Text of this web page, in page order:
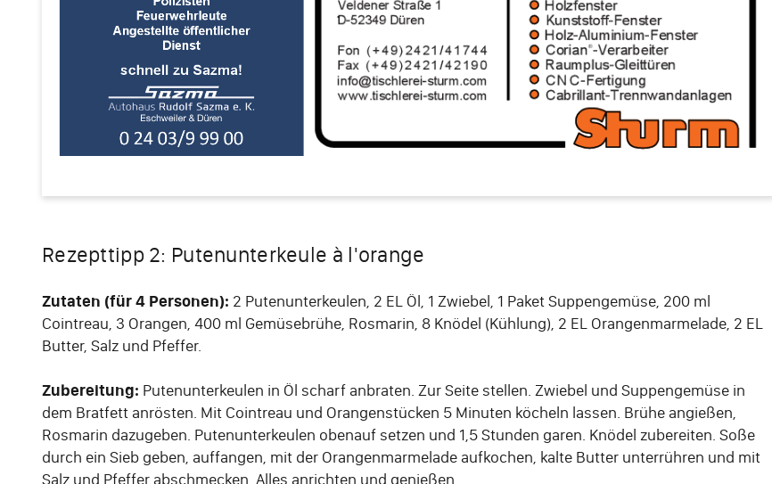
Rezepttipp 2: Putenunterkeule à l'orange
Zutaten (für 4 Personen): 2 Putenunterkeulen, 2 EL Öl, 1 Zwiebel, 1 Paket Suppengemüse, 200 ml
Cointreau, 3 Orangen, 400 ml Gemüsebrühe, Rosmarin, 8 Knödel (Kühlung), 2 EL Orangenmarmelade, 2 EL
Butter, Salz und Pfeffer.
Zubereitung: Putenunterkeulen in Öl scharf anbraten. Zur Seite stellen. Zwiebel und Suppengemüse in
dem Bratfett anrösten. Mit Cointreau und Orangenstücken 5 Minuten köcheln lassen. Brühe angießen,
Rosmarin dazugeben. Putenunterkeulen obenauf setzen und 1,5 Stunden garen. Knödel zubereiten. Soße
durch ein Sieb geben, auffangen, mit der Orangenmarmelade aufkochen, kalte Butter unterrühren und mit
Salz und Pfeffer abschmecken. Alles anrichten und genießen.